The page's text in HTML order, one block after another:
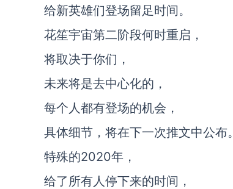
给新英雄们登场留足时间。
花笙宇宙第二阶段何时重启，
将取决于你们，
未来将是去中心化的，
每个人都有登场的机会，
具体细节，将在下一次推文中公布。
特殊的2020年，
给了所有人停下来的时间，